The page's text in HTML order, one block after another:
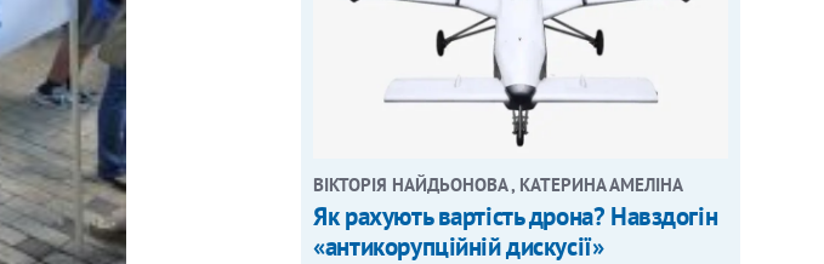
ВІКТОРІЯ НАЙДЬОНОВА , КАТЕРИНА АМЕЛІНА
Як рахують вартість дрона? Навздогін
«антикорупційній дискусії»